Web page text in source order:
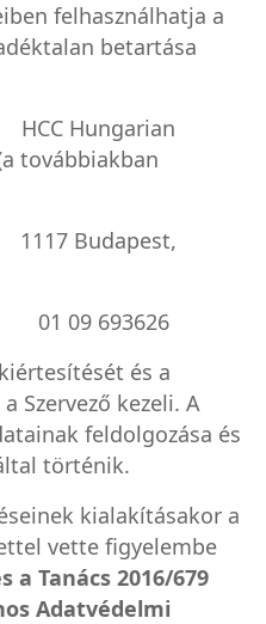
felhasználhatja a
betartása
Hungarian
továbbiakban
Budapest,
09 693626
és a
Szervező kezeli. A
feldolgozása és
történik.
kialakításakor a
vette figyelembe
a Tanács 2016/679
Adatvédelmi